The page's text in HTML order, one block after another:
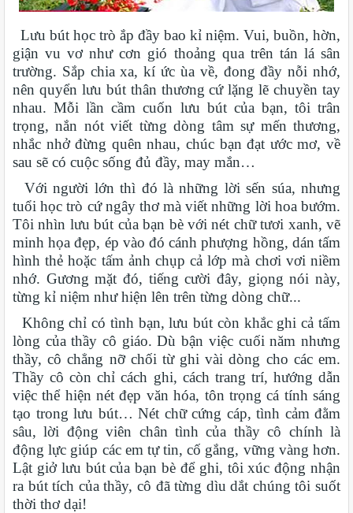
Lưu bút học trò ắp đầy bao kỉ niệm. Vui, buồn, hờn,
giận vu vơ như cơn gió thoảng qua trên tán lá sân
trường. Sắp chia xa, kí ức ùa về, đong đầy nỗi nhớ,
nên quyển lưu bút thân thương cứ lặng lẽ chuyền tay
nhau. Mỗi lần cầm cuốn lưu bút của bạn, tôi trân
trọng, nắn nót viết từng dòng tâm sự mến thương,
nhắc nhở đừng quên nhau, chúc bạn đạt ước mơ, về
sau sẽ có cuộc sống đủ đầy, may mắn…
Với người lớn thì đó là những lời sến súa, nhưng
tuổi học trò cứ ngây thơ mà viết những lời hoa bướm.
Tôi nhìn lưu bút của bạn bè với nét chữ tươi xanh, vẽ
minh họa đẹp, ép vào đó cánh phượng hồng, dán tấm
hình thẻ hoặc tấm ảnh chụp cả lớp mà chơi vơi niềm
nhớ. Gương mặt đó, tiếng cười đây, giọng nói này,
từng kỉ niệm như hiện lên trên từng dòng chữ...
Không chỉ có tình bạn, lưu bút còn khắc ghi cả tấm
lòng của thầy cô giáo. Dù bận việc cuối năm nhưng
thầy, cô chẳng nỡ chối từ ghi vài dòng cho các em.
Thầy cô còn chỉ cách ghi, cách trang trí, hướng dẫn
việc thể hiện nét đẹp văn hóa, tôn trọng cá tính sáng
tạo trong lưu bút… Nét chữ cứng cáp, tình cảm đằm
sâu, lời động viên chân tình của thầy cô chính là
động lực giúp các em tự tin, cố gắng, vững vàng hơn.
Lật giở lưu bút của bạn bè để ghi, tôi xúc động nhận
ra bút tích của thầy, cô đã từng dìu dắt chúng tôi suốt
thời thơ dại!